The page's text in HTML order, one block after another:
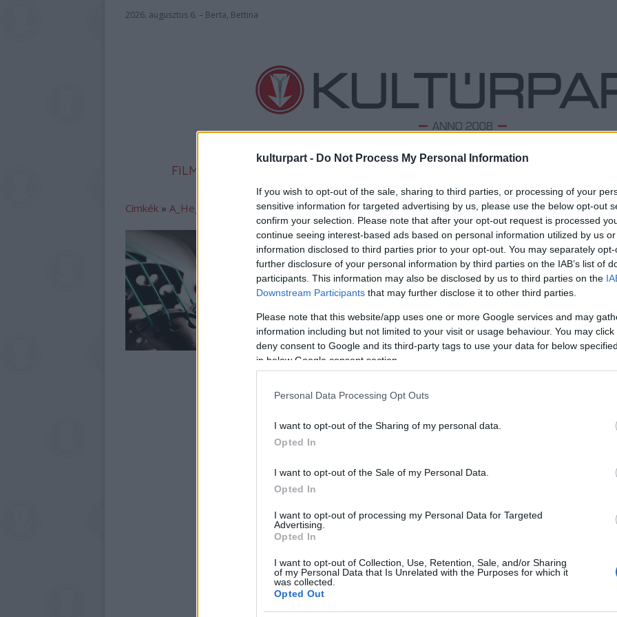
kulturpart - Do Not Process My Personal Information
If you wish to opt-out of the sale, sharing to third parties, or processing of your
sensitive information for targeted advertising by us, please use the below opt-out
confirm your selection. Please note that after your opt-out request is processed
continue seeing interest-based ads based on personal information utilized by us
information disclosed to third parties prior to your opt-out. You may separately
further disclosure of your personal information by third parties on the IAB’s list of
participants. This information may also be disclosed by us to third parties on the
Downstream Participants that may further disclose it to other third parties.
Please note that this website/app uses one or more Google services and may
information including but not limited to your visit or usage behaviour. You may
deny consent to Google and its third-party tags to use your data for below
in below Google consent section.
Personal Data Processing Opt Outs
I want to opt-out of the Sharing of my personal data.
Opted In
I want to opt-out of the Sale of my Personal Data.
Opted In
I want to opt-out of processing my Personal Data for Targeted
Advertising.
Opted In
I want to opt-out of Collection, Use, Retention, Sale, and/or Sharing
of my Personal Data that Is Unrelated with the Purposes for which it
was collected.
Opted Out
2026. augusztus 6. – Berta, Bettina
FILM
Címkék » A_Hegedű_Ünnepe
A Hegedű Ünnepe: Három nap, amikor a
zene szíven talál
2024. 12. 02.|Kultúrpart
Koncertkavalkád és ikonikus művek magyar
hegedűművészek kiválóságainak előadásában - a
Concerto Budapest így ünnepli ezt a csodálatos hangszert
2025. január 17. és 19. között.
tovább
Top
A
A